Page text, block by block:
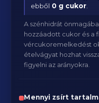
ebből 0 g cukor
A szénhidrát
hozzáadott cukor és a
vércukoremelkedést
ételvágyat hozhat
figyelni az arányokra.
Mennyi zsírt